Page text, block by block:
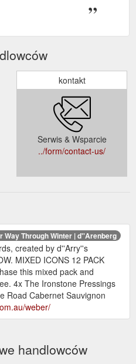
kontakt
Serwis & Wsparcie
../form/contact-us/
Way Through Winter | d''Arenberg
created by d''Arry''s
MIXED ICONS 12 PACK
this mixed pack and
4x The Ironstone Pressings
Road Cabernet Sauvignon
weber/
handlowców